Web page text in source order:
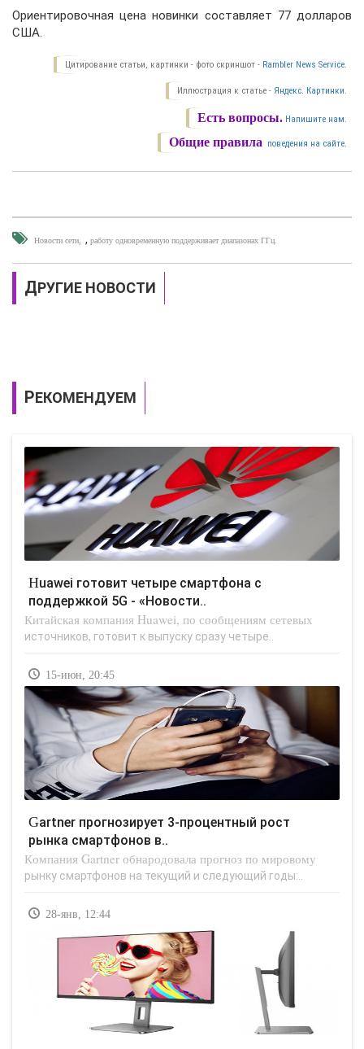
Ориентировочная цена новинки составляет 77 долларов
США.
Цитирование статьи, картинки - фото скриншот - Rambler News Service.
Иллюстрация к статье - Яндекс. Картинки.
Есть вопросы. Напишите нам.
Общие правила поведения на сайте.
Новости сети , работу одновременную поддерживает диапазонах ГГц.
ДРУГИЕ НОВОСТИ
РЕКОМЕНДУЕМ
Huawei готовит четыре смартфона с
поддержкой 5G - «Новости..
Китайская компания Huawei, по сообщениям сетевых
источников, готовит к выпуску сразу четыре..
15-июн, 20:45
Gartner прогнозирует 3-процентный рост
рынка смартфонов в..
Компания Gartner обнародовала прогноз по мировому
рынку смартфонов на текущий и следующий годы:..
28-янв, 12:44